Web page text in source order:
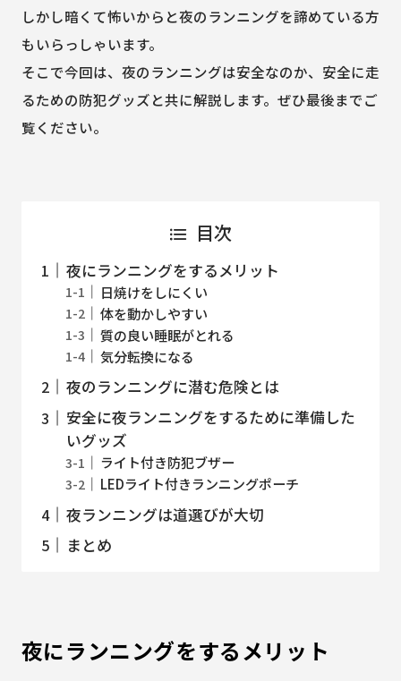
しかし暗くて怖いからと夜のランニングを諦めている方
もいらっしゃいます。
そこで今回は、夜のランニングは安全なのか、安全に走
るための防犯グッズと共に解説します。ぜひ最後までご
覧ください。
目次
夜にランニングをするメリット
日焼けをしにくい
体を動かしやすい
質の良い睡眠がとれる
気分転換になる
夜のランニングに潜む危険とは
安全に夜ランニングをするために準備した
いグッズ
ライト付き防犯ブザー
LEDライト付きランニングポーチ
夜ランニングは道選びが大切
まとめ
夜にランニングをするメリット